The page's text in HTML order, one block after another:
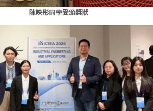
陳映彤同學受頒獎狀